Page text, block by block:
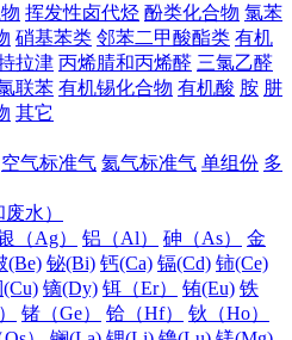
挥发性卤代烃 酚类化合物 氯苯
硝基苯类 邻苯二甲酸酯类 有机
拉津 丙烯腈和丙烯醛 三氯乙醛
联苯 有机锡化合物 有机酸 胺 肼
其它
空气标准气 氦气标准气 单组份 多
水）
（Ag） 铝（Al） 砷（As）
金
(Be) 铋(Bi) 钙(Ca) 镉(Cd) 铈(Ce)
镝(Dy) 铒（Er） 铕(Eu) 铁
锗（Ge） 铪（Hf）
钬（Ho）